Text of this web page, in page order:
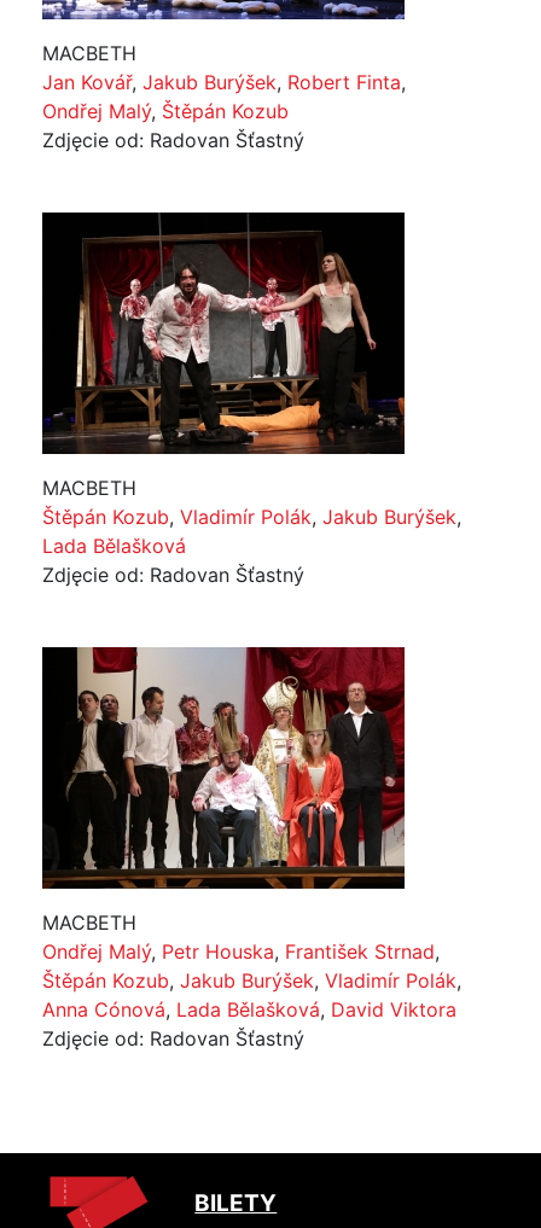
MACBETH
Jan Kovář, Jakub Burýšek, Robert Finta,
Ondřej Malý, Štěpán Kozub
Zdjęcie od: Radovan Šťastný
MACBETH
Štěpán Kozub, Vladimír Polák, Jakub Burýšek,
Lada Bělašková
Zdjęcie od: Radovan Šťastný
MACBETH
Ondřej Malý, Petr Houska, František Strnad,
Štěpán Kozub, Jakub Burýšek, Vladimír Polák,
Anna Cónová, Lada Bělašková, David Viktora
Zdjęcie od: Radovan Šťastný
BILETY